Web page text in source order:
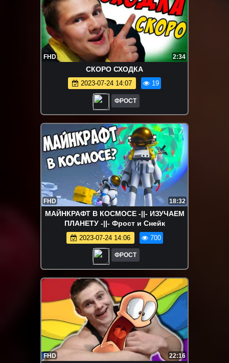
FHD 2:34
СКОРО СХОДКА
2023-07-24 14:07 19
ФРОСТ
FHD 18:32
МАЙНКРАФТ В КОСМОСЕ -||- ИЗУЧАЕМ
ПЛАНЕТУ -||- Фрост и Снейк
2023-07-24 14:06 700
ФРОСТ
FHD 22:16